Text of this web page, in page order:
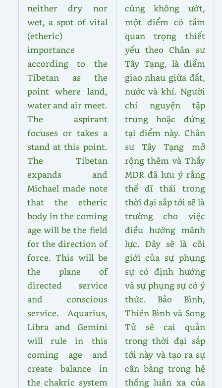
neither dry nor
wet, a spot of vital
(etheric)
importance
according to the
Tibetan as the
point where land,
water and air meet.
The aspirant
focuses or takes a
stand at this point.
The Tibetan
expands and
Michael made note
that the etheric
body in the coming
age will be the field
for the direction of
force. This will be
the plane of
directed service
and conscious
service. Aquarius,
Libra and Gemini
will rule in this
coming age and
create balance in
the chakric system
cũng không ướt,
một điểm có tầm
quan trọng thiết
yếu theo Chân sư
Tây Tạng, là điểm
giao nhau giữa đất,
nước và khí. Người
chí nguyện tập
trung hoặc đứng
tại điểm này. Chân
sư Tây Tạng mở
rộng thêm và Thầy
MDR đã lưu ý rằng
thể dĩ thái trong
thời đại sắp tới sẽ là
trường cho việc
điều hướng mãnh
lực. Đây sẽ là cõi
giới của sự phụng
sự có định hướng
và sự phụng sự có ý
thức. Bảo Bình,
Thiên Bình và Song
Tử sẽ cai quản
trong thời đại sắp
tới này và tạo ra sự
cân bằng trong hệ
thống luân xa của